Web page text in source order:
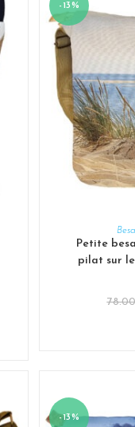
-13%
Petite
pilat sur le
-13%